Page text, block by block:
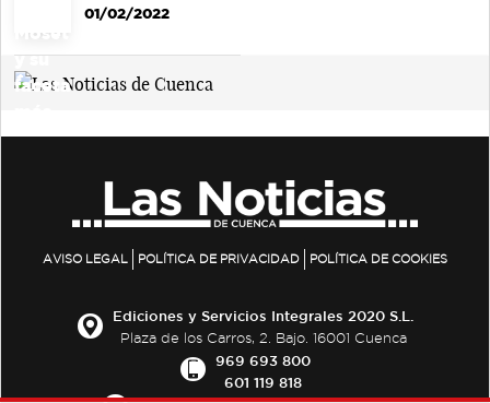
01/02/2022
AVISO LEGAL POLÍTICA DE PRIVACIDAD POLÍTICA DE COOKIES
Ediciones y Servicios Integrales 2020 S.L.
Plaza de los Carros, 2. Bajo. 16001 Cuenca
969 693 800
601 119 818